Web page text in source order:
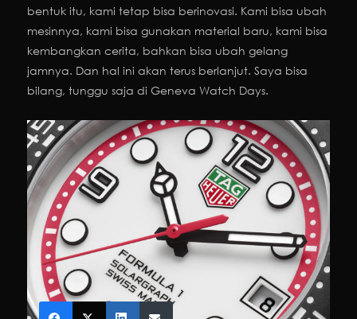
bentuk itu, kami tetap bisa berinovasi. Kami bisa ubah
mesinnya, kami bisa gunakan material baru, kami bisa
kembangkan cerita, bahkan bisa ubah gelang
jamnya. Dan hal ini akan terus berlanjut. Saya bisa
bilang, tunggu saja di Geneva Watch Days.